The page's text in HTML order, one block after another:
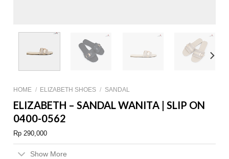
HOME / ELIZABETH SHOES / SANDAL
ELIZABETH – SANDAL WANITA | SLIP ON
0400-0562
Rp 290,000
Show More